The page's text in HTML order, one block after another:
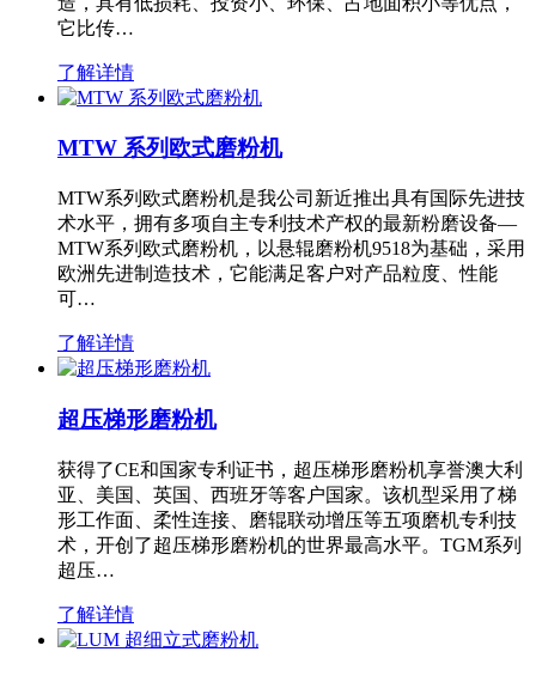
它比传…
了解详情
MTW 系列欧式磨粉机
MTW系列欧式磨粉机是我公司新近推出具有国际先进技
术水平，拥有多项自主专利技术产权的最新粉磨设备—
MTW系列欧式磨粉机，以悬辊磨粉机9518为基础，采用
欧洲先进制造技术，它能满足客户对产品粒度、性能
可…
了解详情
超压梯形磨粉机
获得了CE和国家专利证书，超压梯形磨粉机享誉澳大利
亚、美国、英国、西班牙等客户国家。该机型采用了梯
形工作面、柔性连接、磨辊联动增压等五项磨机专利技
术，开创了超压梯形磨粉机的世界最高水平。TGM系列
超压…
了解详情